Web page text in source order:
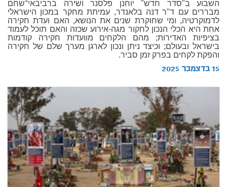
השבוע ב"סדר חדש" יוחנן פלסנר ושירה ברביבאי־שחם
מבררים עם ד"ר דנה בלאנדר, עמיתת מחקר במכון הישראלי
לדמוקרטיה, ומי שחוקרת שנים את הנושא, האם ועדת חקירה
אחת היא הכלי הנכון לחקור מגה-אירוע שכזה והאם תוכל לעמוד
בציפיות האדירות; מהם הלקחים מוועדות חקירה קודמות
בישראל ובעולם; וכיצד ניתן ונכון לארגן מערך שלם של חקירה
והפקת לקחים בפרק זמן סביר.
15 בדצמבר 2025